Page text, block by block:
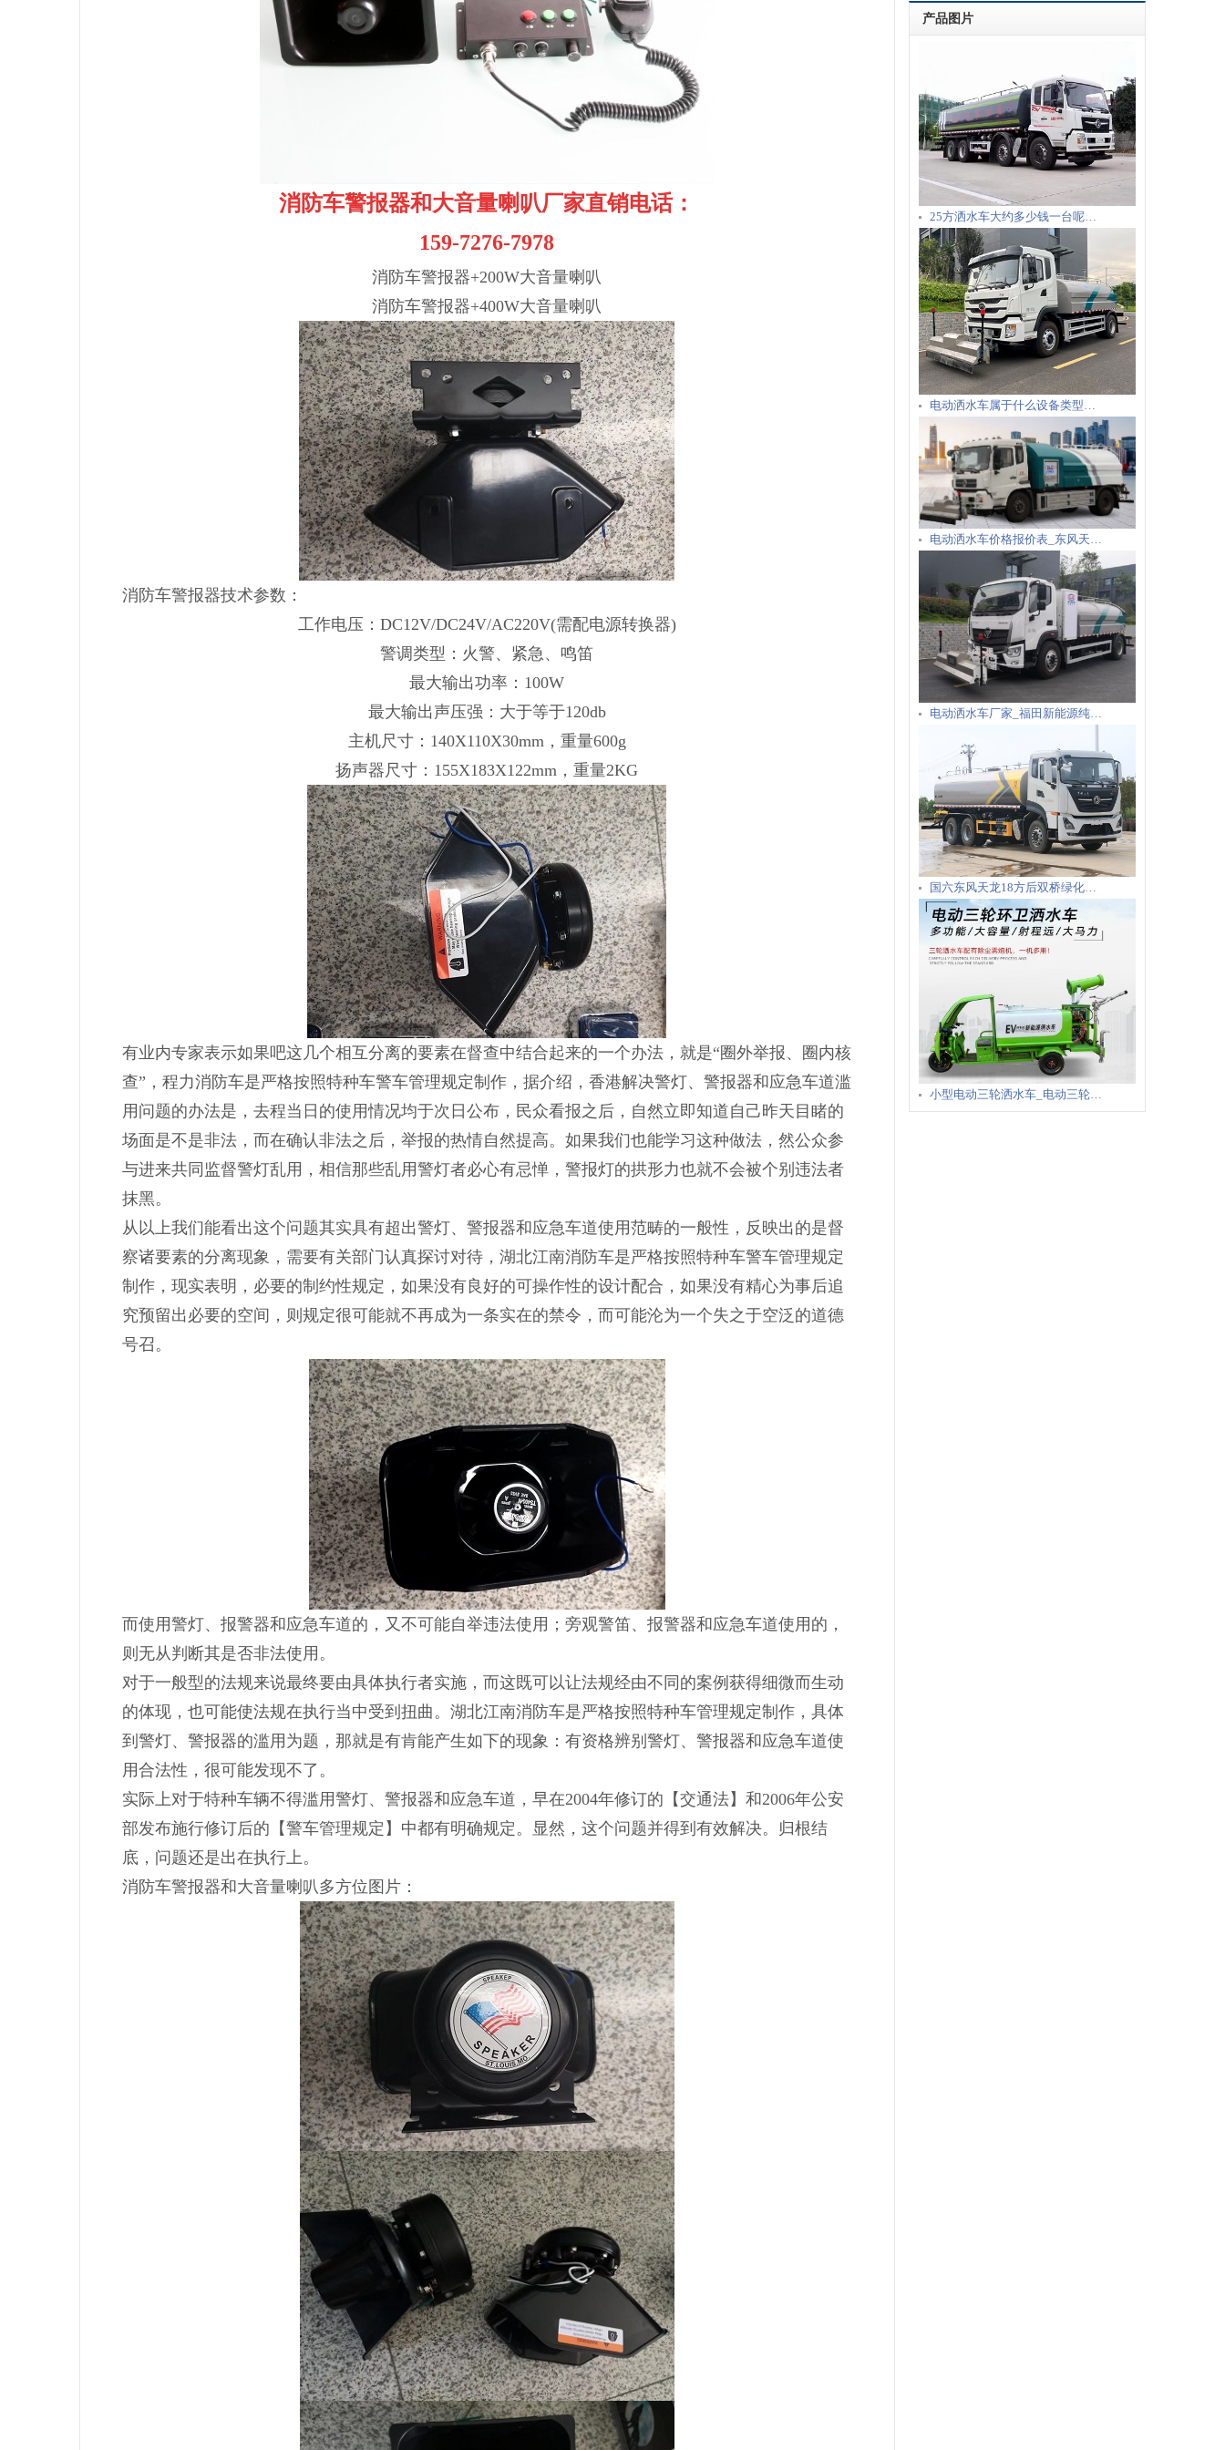
产品图片
25方洒水车大约多少钱一台呢…
电动洒水车属于什么设备类型…
电动洒水车价格报价表_东风天…
电动洒水车厂家_福田新能源纯…
国六东风天龙18方后双桥绿化…
小型电动三轮洒水车_电动三轮…
消防车警报器和大音量喇叭厂家直销电话：
159-7276-7978
消防车警报器+200W大音量喇叭
消防车警报器+400W大音量喇叭
消防车警报器技术参数：
工作电压：DC12V/DC24V/AC220V(需配电源转换器)
警调类型：火警、紧急、鸣笛
最大输出功率：100W
最大输出声压强：大于等于120db
主机尺寸：140X110X30mm，重量600g
扬声器尺寸：155X183X122mm，重量2KG
有业内专家表示如果吧这几个相互分离的要素在督查中结合起来的一个办法，就是“圈外举报、圈内核
查”，程力消防车是严格按照特种车警车管理规定制作，据介绍，香港解决警灯、警报器和应急车道滥
用问题的办法是，去程当日的使用情况均于次日公布，民众看报之后，自然立即知道自己昨天目睹的
场面是不是非法，而在确认非法之后，举报的热情自然提高。如果我们也能学习这种做法，然公众参
与进来共同监督警灯乱用，相信那些乱用警灯者必心有忌惮，警报灯的拱形力也就不会被个别违法者
抹黑。
从以上我们能看出这个问题其实具有超出警灯、警报器和应急车道使用范畴的一般性，反映出的是督
察诸要素的分离现象，需要有关部门认真探讨对待，湖北江南消防车是严格按照特种车警车管理规定
制作，现实表明，必要的制约性规定，如果没有良好的可操作性的设计配合，如果没有精心为事后追
究预留出必要的空间，则规定很可能就不再成为一条实在的禁令，而可能沦为一个失之于空泛的道德
号召。
而使用警灯、报警器和应急车道的，又不可能自举违法使用；旁观警笛、报警器和应急车道使用的，
则无从判断其是否非法使用。
对于一般型的法规来说最终要由具体执行者实施，而这既可以让法规经由不同的案例获得细微而生动
的体现，也可能使法规在执行当中受到扭曲。湖北江南消防车是严格按照特种车管理规定制作，具体
到警灯、警报器的滥用为题，那就是有肯能产生如下的现象：有资格辨别警灯、警报器和应急车道使
用合法性，很可能发现不了。
实际上对于特种车辆不得滥用警灯、警报器和应急车道，早在2004年修订的【交通法】和2006年公安
部发布施行修订后的【警车管理规定】中都有明确规定。显然，这个问题并得到有效解决。归根结
底，问题还是出在执行上。
消防车警报器和大音量喇叭多方位图片：